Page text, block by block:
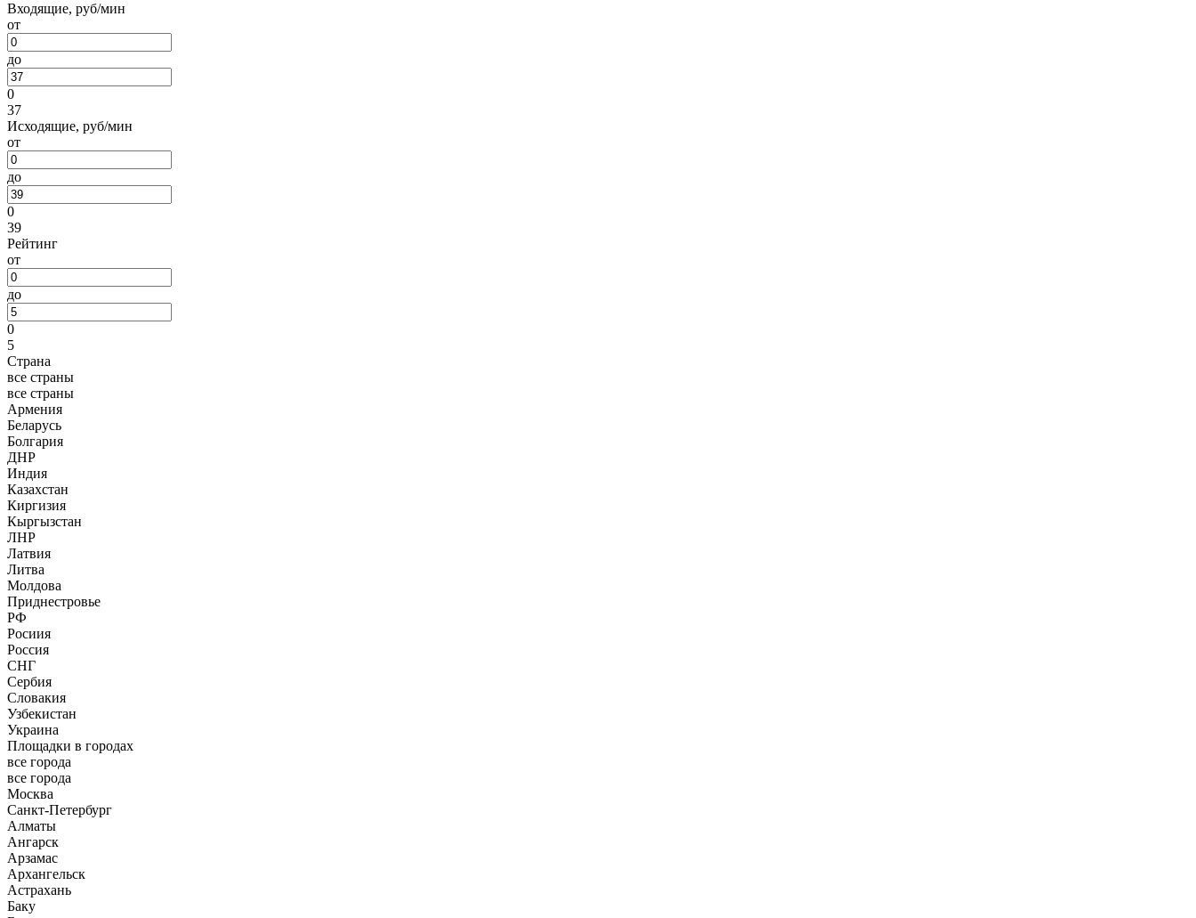
Входящие, руб/мин
от
до
0
37
Исходящие, руб/мин
от
до
0
39
Рейтинг
от
до
0
5
Страна
все страны
все страны
Армения
Беларусь
Болгария
ДНР
Индия
Казахстан
Киргизия
Кыргызстан
ЛНР
Латвия
Литва
Молдова
Приднестровье
РФ
Росиия
Россия
СНГ
Сербия
Словакия
Узбекистан
Украина
Площадки в городах
все города
все города
Москва
Санкт-Петербург
Алматы
Ангарск
Арзамас
Архангельск
Астрахань
Баку